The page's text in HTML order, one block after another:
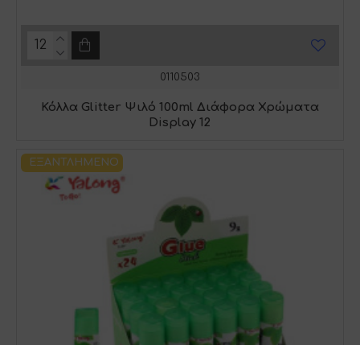
0110503
Κόλλα Glitter Ψιλό 100ml Διάφορα Χρώματα
Display 12
ΕΞΑΝΤΛΗΜΈΝΟ